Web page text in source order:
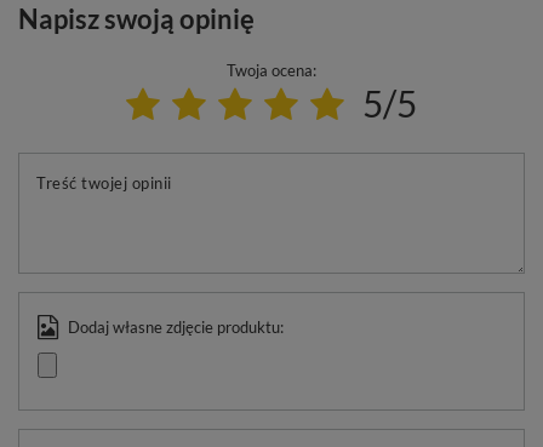
Napisz swoją opinię
Twoja ocena:
5/5
Treść twojej opinii
Dodaj własne zdjęcie produktu: